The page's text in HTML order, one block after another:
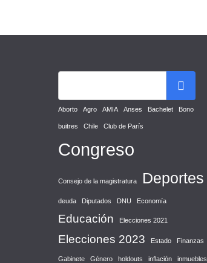
Aborto Agro AMIA Anses Bachelet Bono
buitres Chile Club de París
Congreso
Consejo de la magistratura Deportes
deuda Diputados DNU Economía
Educación Elecciones 2021
Elecciones 2023 Estado Finanzas
Gabinete Género holdouts inflación inmuebles